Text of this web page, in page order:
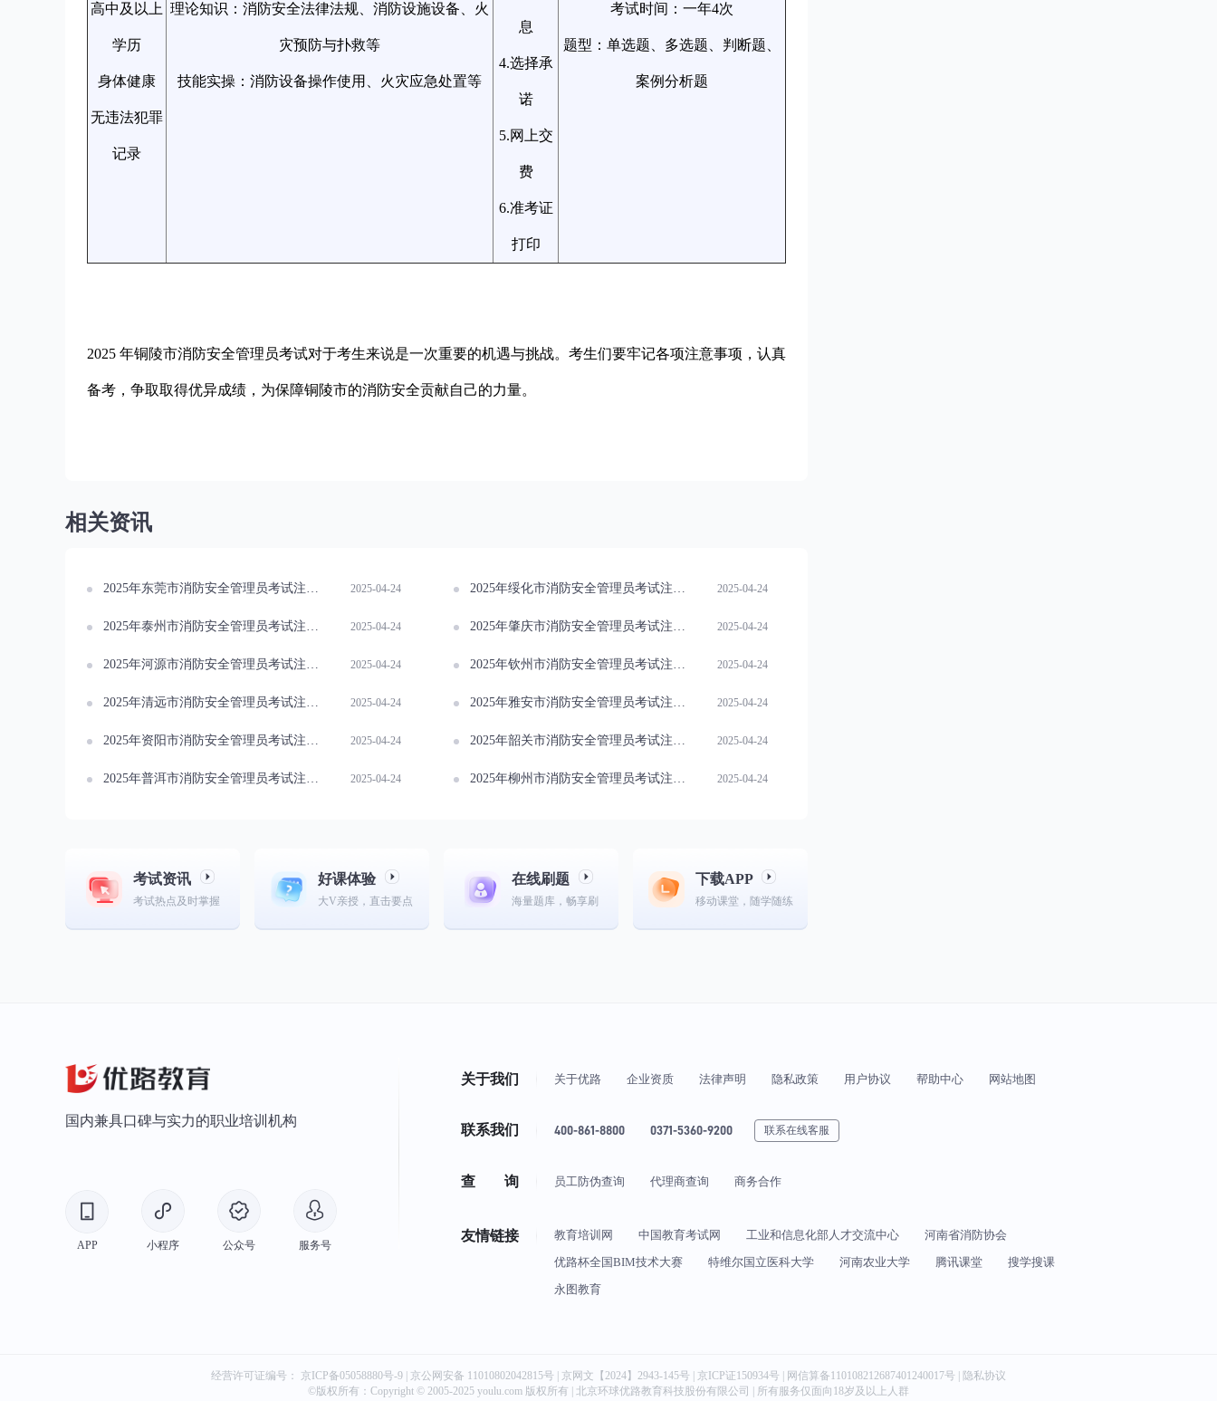
高中及以上
学历
身体健康
无违法犯罪
记录
理论知识：消防安全法律法规、消防设施设备、火
灾预防与扑救等
技能实操：消防设备操作使用、火灾应急处置等
息
4.选择承
诺
5.网上交
费
6.准考证
打印
考试时间：一年4次
题型：单选题、多选题、判断题、
案例分析题
2025 年铜陵市消防安全管理员考试对于考生来说是一次重要的机遇与挑战。考生们要牢记各项注意事项，认真
备考，争取取得优异成绩，为保障铜陵市的消防安全贡献自己的力量。
相关资讯
2025年东莞市消防安全管理员考试注意事项概览 2025-04-24 2025年绥化市消防安全管理员考试注意事项概览 2025-04-24
2025年泰州市消防安全管理员考试注意事项概览 2025-04-24 2025年肇庆市消防安全管理员考试注意事项概览 2025-04-24
2025年河源市消防安全管理员考试注意事项概览 2025-04-24 2025年钦州市消防安全管理员考试注意事项概览 2025-04-24
2025年清远市消防安全管理员考试注意事项概览 2025-04-24 2025年雅安市消防安全管理员考试注意事项概览 2025-04-24
2025年资阳市消防安全管理员考试注意事项概览 2025-04-24 2025年韶关市消防安全管理员考试注意事项概览 2025-04-24
2025年普洱市消防安全管理员考试注意事项概览 2025-04-24 2025年柳州市消防安全管理员考试注意事项概览 2025-04-24
考试资讯
考试热点及时掌握
好课体验
大V亲授，直击要点
在线刷题
海量题库，畅享刷
下载APP
移动课堂，随学随练
国内兼具口碑与实力的职业培训机构
APP 小程序 公众号 服务号
关于我们 关于优路 企业资质 法律声明 隐私政策 用户协议 帮助中心 网站地图
联系我们 400-861-8800 0371-5360-9200 联系在线客服
查 询 员工防伪查询 代理商查询 商务合作
友情链接 教育培训网 中国教育考试网 工业和信息化部人才交流中心
河南省消防协会
优路杯全国BIM技术大赛
特维尔国立医科大学 河南农业大学 腾讯课堂
搜学搜课
永图教育
经营许可证编号： 京ICP备05058880号-9 京公网安备 11010802042815号
| 京网文【2024】2943-145号 | 京ICP证150934号 | 网信算备110108212687401240017号 | 隐私协议
©版权所有：Copyright © 2005-2025 youlu.com 版权所有 | 北京环球优路教育科技股份有限公司 | 所有服务仅面向18岁及以上人群